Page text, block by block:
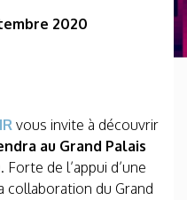
2020
vous invite à découvrir
au Grand Palais
. Forte de l’appui d’une
collaboration du Grand